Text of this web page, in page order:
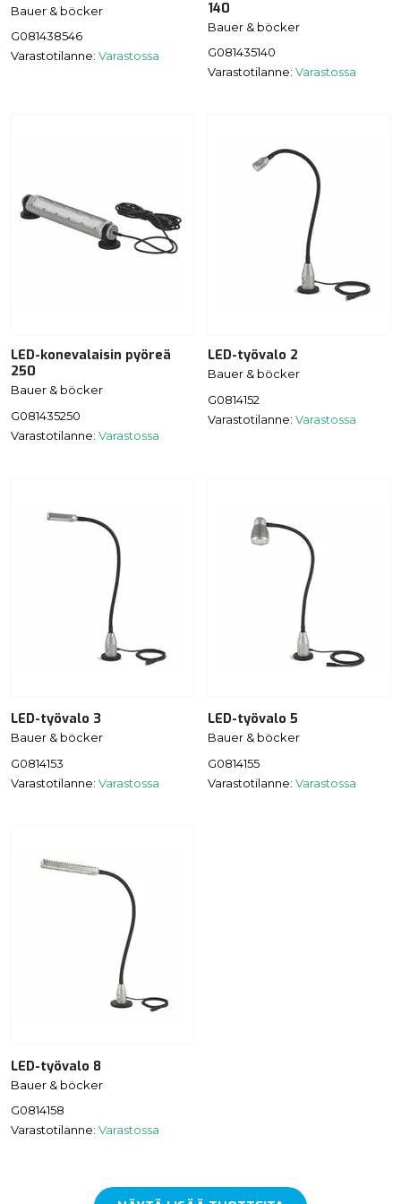
Bauer & böcker
G081438546
Varastotilanne: Varastossa
140
Bauer & böcker
G081435140
Varastotilanne: Varastossa
LED-konevalaisin pyöreä
250
Bauer & böcker
G081435250
Varastotilanne: Varastossa
LED-työvalo 2
Bauer & böcker
G0814152
Varastotilanne: Varastossa
LED-työvalo 3
Bauer & böcker
G0814153
Varastotilanne: Varastossa
LED-työvalo 5
Bauer & böcker
G0814155
Varastotilanne: Varastossa
LED-työvalo 8
Bauer & böcker
G0814158
Varastotilanne: Varastossa